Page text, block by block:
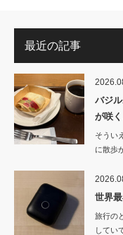
最近の記事
バジ
が咲
そうい
に散歩
世界
旅行の
してい